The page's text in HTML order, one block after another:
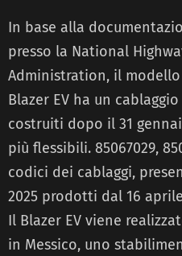
In base alla
presso la National
Administration, il
Blazer EV ha un
costruiti dopo il 31
più flessibili. 85067029,
codici dei cablaggi,
2025 prodotti dal 16
Il Blazer EV viene
in Messico, uno